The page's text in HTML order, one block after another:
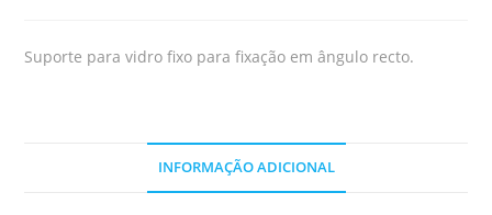
Suporte para vidro fixo para fixação em ângulo recto.
INFORMAÇÃO ADICIONAL